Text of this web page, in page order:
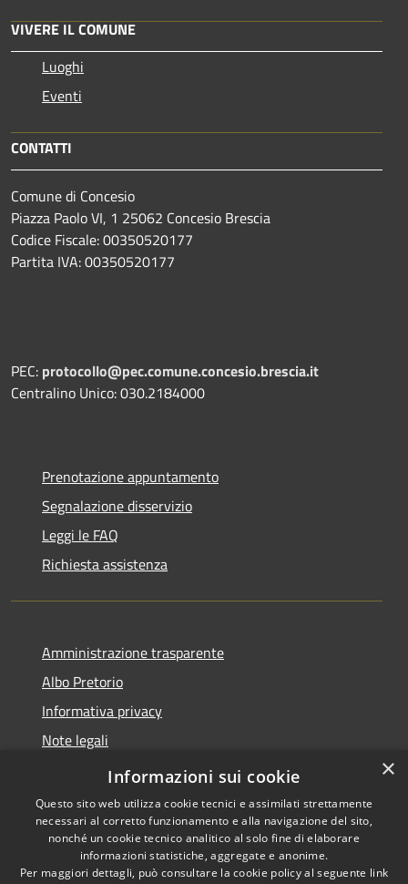
VIVERE IL COMUNE
Luoghi
Eventi
CONTATTI
Comune di Concesio
Piazza Paolo VI, 1 25062 Concesio Brescia
Codice Fiscale: 00350520177
Partita IVA: 00350520177
PEC: protocollo@pec.comune.concesio.brescia.it
Centralino Unico: 030.2184000
Prenotazione appuntamento
Segnalazione disservizio
Leggi le FAQ
Richiesta assistenza
Amministrazione trasparente
Albo Pretorio
Informativa privacy
Note legali
Dichiarazione di accessibilità
Copyright © 2021 •
×
Informazioni sui cookie
Questo sito web utilizza cookie tecnici e assimilati strettamente
necessari al corretto funzionamento e alla navigazione del sito,
nonché un cookie tecnico analitico al solo fine di elaborare
informazioni statistiche, aggregate e anonime.
Per maggiori dettagli, può consultare la cookie policy al seguente link